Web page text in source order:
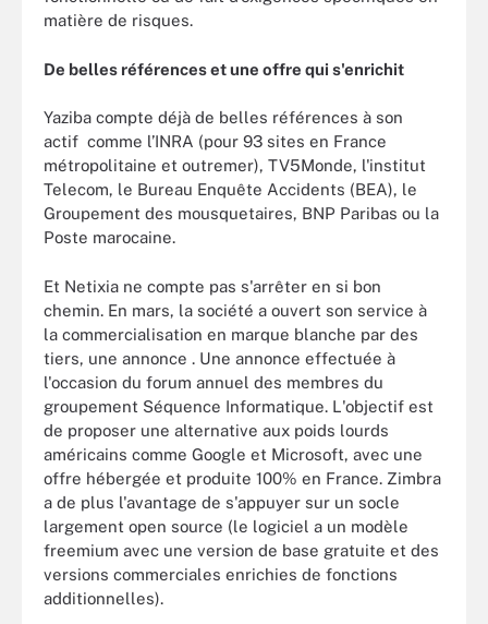
matière de risques.
De belles références et une offre qui s'enrichit
Yaziba compte déjà de belles références à son
actif comme l’INRA (pour 93 sites en France
métropolitaine et outremer), TV5Monde, l'institut
Telecom, le Bureau Enquête Accidents (BEA), le
Groupement des mousquetaires, BNP Paribas ou la
Poste marocaine.
Et Netixia ne compte pas s'arrêter en si bon
chemin. En mars, la société a ouvert son service à
la commercialisation en marque blanche par des
tiers, une annonce . Une annonce effectuée à
l'occasion du forum annuel des membres du
groupement Séquence Informatique. L'objectif est
de proposer une alternative aux poids lourds
américains comme Google et Microsoft, avec une
offre hébergée et produite 100% en France. Zimbra
a de plus l'avantage de s'appuyer sur un socle
largement open source (le logiciel a un modèle
freemium avec une version de base gratuite et des
versions commerciales enrichies de fonctions
additionnelles).